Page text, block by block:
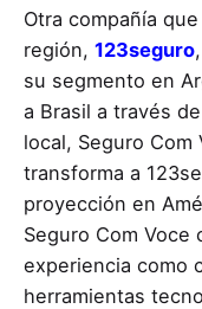
Otra compañía
región, 123seguro
su segmento en
a Brasil a través
local, Seguro Com
transforma a
proyección en
Seguro Com Voce
experiencia como
herramientas